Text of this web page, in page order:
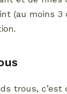
(au moins 3
trous,